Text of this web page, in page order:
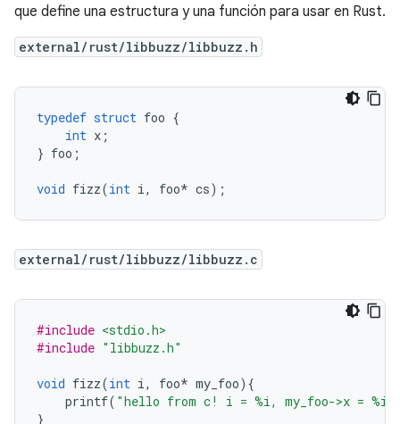
que define una estructura y una función para usar en Rust.
external/rust/libbuzz/libbuzz.h
typedef struct foo {
int x ;
} foo ;
void fizz(int i, foo* cs);
external/rust/libbuzz/libbuzz.c
#include <stdio.h>
#include "libbuzz.h"
void fizz(int i, foo* my_foo){
printf( "hello from c! i = %i, my_foo->x =
}